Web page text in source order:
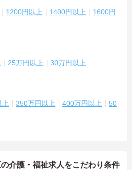
1200円以上 1400円以上
1600円
25万円以上 30万円以上
350万円以上 400万円以上
50
介護・福祉求人をこだわり条件